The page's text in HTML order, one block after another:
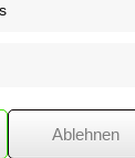
Ablehnen